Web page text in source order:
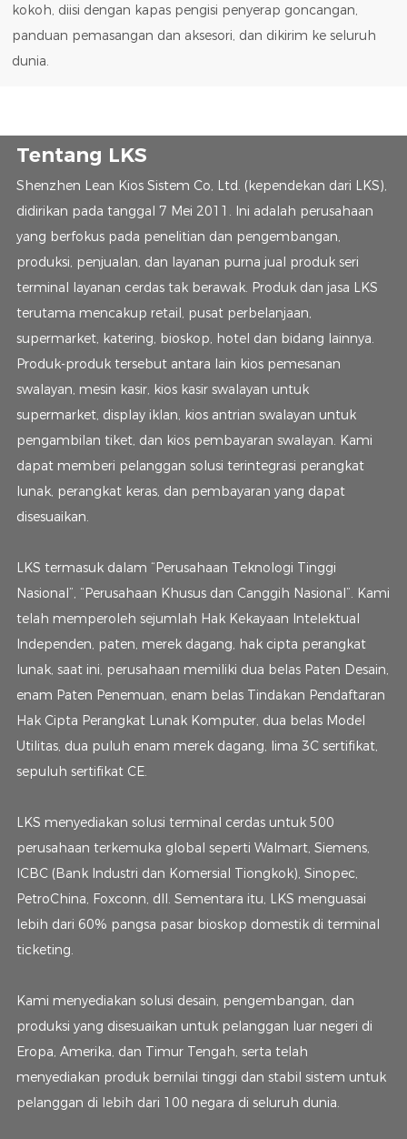
kokoh, diisi dengan kapas pengisi penyerap goncangan,
panduan pemasangan dan aksesori, dan dikirim ke seluruh
dunia.
Tentang LKS
Shenzhen Lean Kios Sistem Co, Ltd. (kependekan dari LKS),
didirikan pada tanggal 7 Mei 2011. Ini adalah perusahaan
yang berfokus pada penelitian dan pengembangan,
produksi, penjualan, dan layanan purna jual produk seri
terminal layanan cerdas tak berawak. Produk dan jasa LKS
terutama mencakup retail, pusat perbelanjaan,
supermarket, katering, bioskop, hotel dan bidang lainnya.
Produk-produk tersebut antara lain kios pemesanan
swalayan, mesin kasir, kios kasir swalayan untuk
supermarket, display iklan, kios antrian swalayan untuk
pengambilan tiket, dan kios pembayaran swalayan. Kami
dapat memberi pelanggan solusi terintegrasi perangkat
lunak, perangkat keras, dan pembayaran yang dapat
disesuaikan.
LKS termasuk dalam “Perusahaan Teknologi Tinggi
Nasional”, “Perusahaan Khusus dan Canggih Nasional”. Kami
telah memperoleh sejumlah Hak Kekayaan Intelektual
Independen, paten, merek dagang, hak cipta perangkat
lunak, saat ini, perusahaan memiliki dua belas Paten Desain,
enam Paten Penemuan, enam belas Tindakan Pendaftaran
Hak Cipta Perangkat Lunak Komputer, dua belas Model
Utilitas, dua puluh enam merek dagang, lima 3C sertifikat,
sepuluh sertifikat CE.
LKS menyediakan solusi terminal cerdas untuk 500
perusahaan terkemuka global seperti Walmart, Siemens,
ICBC (Bank Industri dan Komersial Tiongkok), Sinopec,
PetroChina, Foxconn, dll. Sementara itu, LKS menguasai
lebih dari 60% pangsa pasar bioskop domestik di terminal
ticketing.
Kami menyediakan solusi desain, pengembangan, dan
produksi yang disesuaikan untuk pelanggan luar negeri di
Eropa, Amerika, dan Timur Tengah, serta telah
menyediakan produk bernilai tinggi dan stabil sistem untuk
pelanggan di lebih dari 100 negara di seluruh dunia.